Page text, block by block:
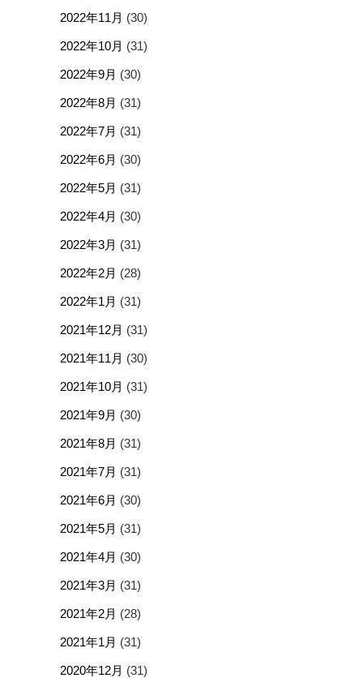
2022年11月 (30)
2022年10月 (31)
2022年9月 (30)
2022年8月 (31)
2022年7月 (31)
2022年6月 (30)
2022年5月 (31)
2022年4月 (30)
2022年3月 (31)
2022年2月 (28)
2022年1月 (31)
2021年12月 (31)
2021年11月 (30)
2021年10月 (31)
2021年9月 (30)
2021年8月 (31)
2021年7月 (31)
2021年6月 (30)
2021年5月 (31)
2021年4月 (30)
2021年3月 (31)
2021年2月 (28)
2021年1月 (31)
2020年12月 (31)